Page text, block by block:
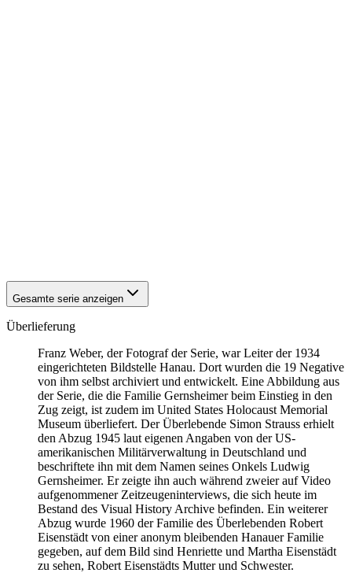
Gesamte serie anzeigen
Überlieferung
Franz Weber, der Fotograf der Serie, war Leiter der 1934
eingerichteten Bildstelle Hanau. Dort wurden die 19 Negative
von ihm selbst archiviert und entwickelt. Eine Abbildung aus
der Serie, die die Familie Gernsheimer beim Einstieg in den
Zug zeigt, ist zudem im United States Holocaust Memorial
Museum überliefert. Der Überlebende Simon Strauss erhielt
den Abzug 1945 laut eigenen Angaben von der US-
amerikanischen Militärverwaltung in Deutschland und
beschriftete ihn mit dem Namen seines Onkels Ludwig
Gernsheimer. Er zeigte ihn auch während zweier auf Video
aufgenommener Zeitzeugeninterviews, die sich heute im
Bestand des Visual History Archive befinden. Ein weiterer
Abzug wurde 1960 der Familie des Überlebenden Robert
Eisenstädt von einer anonym bleibenden Hanauer Familie
gegeben, auf dem Bild sind Henriette und Martha Eisenstädt
zu sehen, Robert Eisenstädts Mutter und Schwester.